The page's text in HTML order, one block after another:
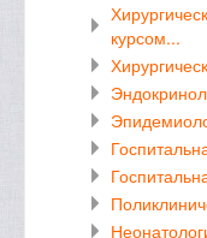
курсом...